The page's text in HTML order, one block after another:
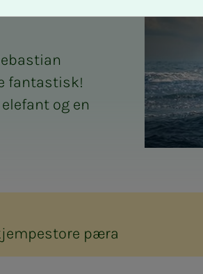
fantastisk!
og en
pæra